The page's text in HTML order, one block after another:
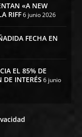
«A NEW
RIFF 6 junio 2026
FECHA EN
EL 85% DE
INTERÉS 6 junio